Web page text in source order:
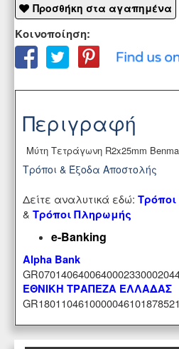
Προσθήκη στα αγαπημένα
Κοινοποίηση:
Περιγραφή
Μύτη Τετράγωνη R2x25mm
Τρόποι & Έξοδα Αποστολής
Δείτε αναλυτικά εδώ:
& Τρόποι Πληρωμής
e-Banking
Alpha Bank
ΕΘΝΙΚΗ ΤΡΑΠΕΖΑ ΕΛΛΑΔΑΣ
GR1801104610000046101878521